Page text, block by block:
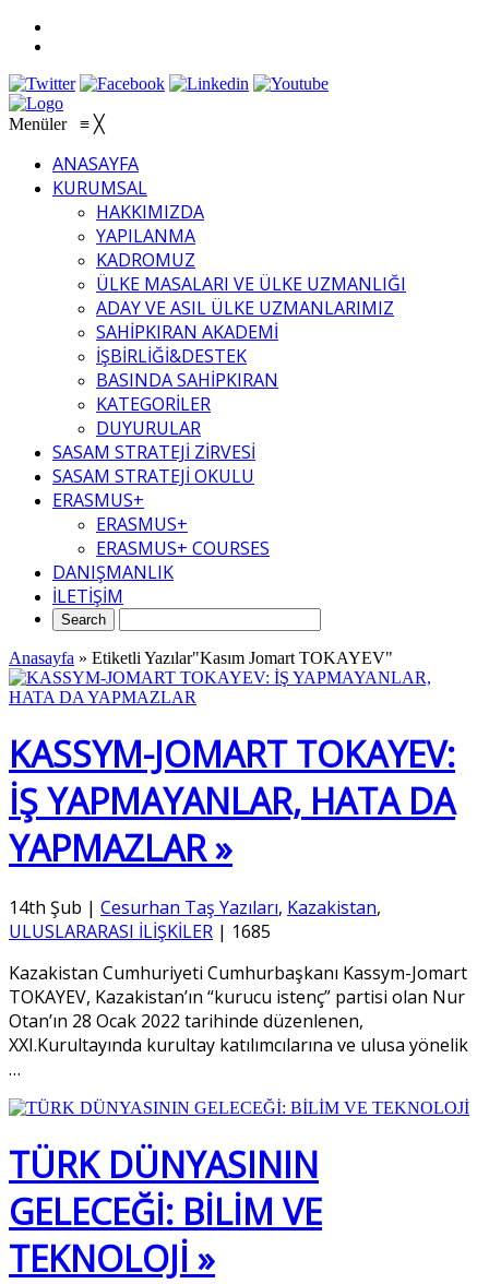
Menüler ≡ ╳
ANASAYFA
KURUMSAL
HAKKIMIZDA
YAPILANMA
KADROMUZ
ÜLKE MASALARI VE ÜLKE UZMANLIĞI
ADAY VE ASIL ÜLKE UZMANLARIMIZ
SAHİPKIRAN AKADEMİ
İŞBİRLİĞİ&DESTEK
BASINDA SAHİPKIRAN
KATEGORİLER
DUYURULAR
SASAM STRATEJİ ZİRVESİ
SASAM STRATEJİ OKULU
ERASMUS+
ERASMUS+
ERASMUS+ COURSES
DANIŞMANLIK
İLETİŞİM
Anasayfa » Etiketli Yazılar"Kasım Jomart TOKAYEV"
KASSYM-JOMART TOKAYEV:
İŞ YAPMAYANLAR, HATA DA
YAPMAZLAR »
14th Şub | Cesurhan Taş Yazıları, Kazakistan,
ULUSLARARASI İLİŞKİLER | 1685
Kazakistan Cumhuriyeti Cumhurbaşkanı Kassym-Jomart
TOKAYEV, Kazakistan’ın “kurucu istenç” partisi olan Nur
Otan’ın 28 Ocak 2022 tarihinde düzenlenen,
XXI.Kurultayında kurultay katılımcılarına ve ulusa yönelik
…
TÜRK DÜNYASININ
GELECEĞİ: BİLİM VE
TEKNOLOJİ »